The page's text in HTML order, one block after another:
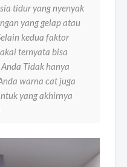
tidur yang nyenyak
yang gelap atau
kedua faktor
ternyata bisa
Tidak hanya
warna cat juga
yang akhirnya